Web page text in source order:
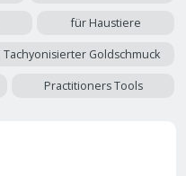
für Haustiere
Tachyonisierter Goldschmuck
Practitioners Tools